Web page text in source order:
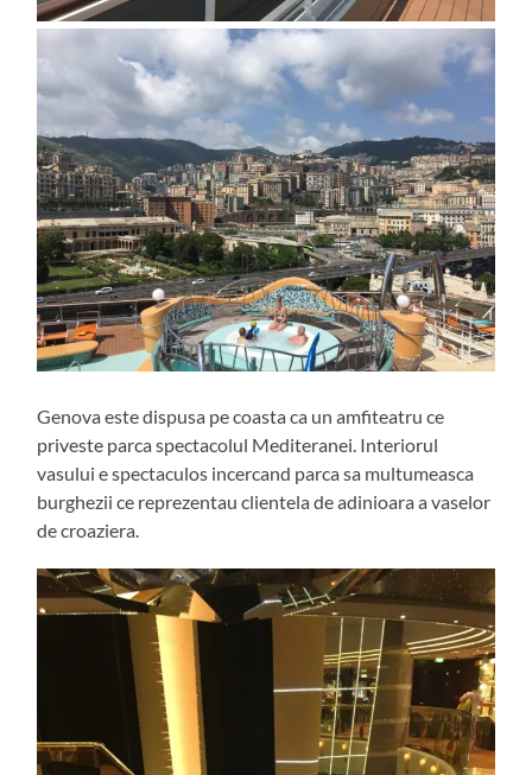
Genova este dispusa pe coasta ca un amfiteatru ce
priveste parca spectacolul Mediteranei. Interiorul
vasului e spectaculos incercand parca sa multumeasca
burghezii ce reprezentau clientela de adinioara a vaselor
de croaziera.